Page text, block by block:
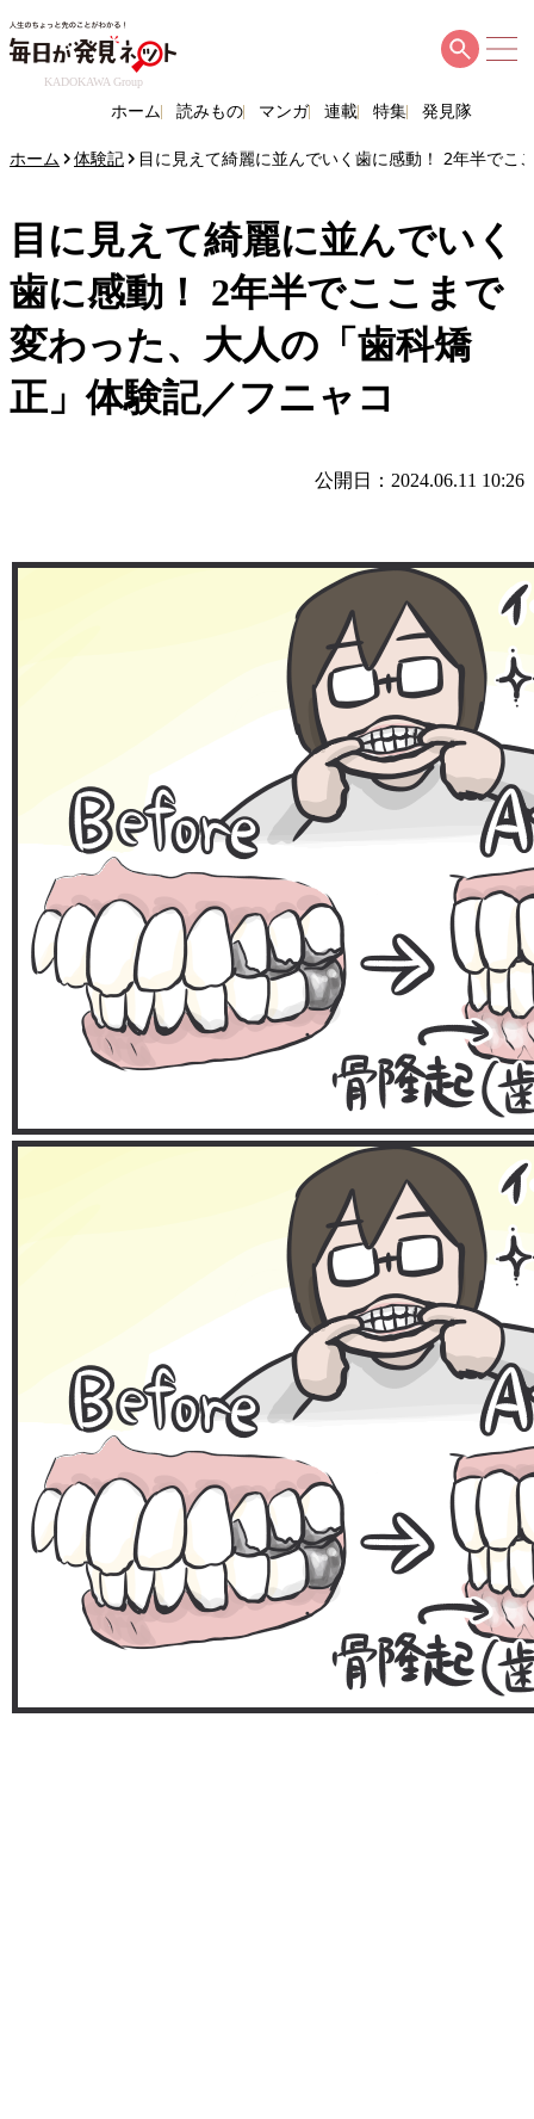
KADOKAWA Group
ホーム 読みもの マンガ 連載 特集 発見隊
ホーム 体験記 目に見えて綺麗に並んでいく歯に感動！ 2年半でこ
目に見えて綺麗に並んでいく
歯に感動！ 2年半でここまで
変わった、大人の「歯科矯
正」体験記／フニャコ
公開日：2024.06.11 10:26